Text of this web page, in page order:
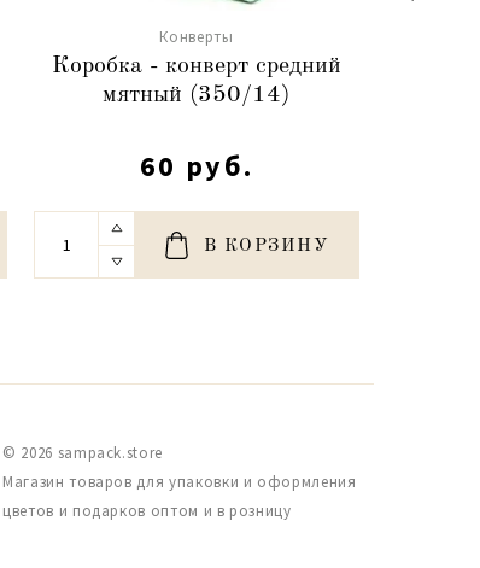
Конверты
Коробка - конверт средний
мятный (350/14)
60 руб.
В КОРЗИНУ
© 2026 sampack.store
Магазин товаров для упаковки и оформления
цветов и подарков оптом и в розницу